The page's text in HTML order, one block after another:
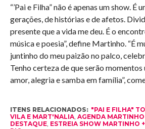
“’Pai e Filha” não é apenas um show. É
gerações, de histórias e de afetos.
presente que a vida me deu. É o
música e poesia”, define Martinho. “É
juntinho do meu paizão no palco,
Tenho certeza de que serão
amor, alegria e samba em família”,
ITENS RELACIONADOS: "PAI E FILHA"
VILA E MART'NALIA, AGENDA
DESTAQUE, ESTREIA SHOW MARTINHO